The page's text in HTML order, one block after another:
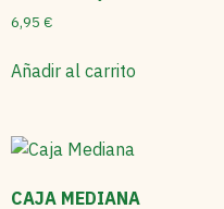
6,95 €
Añadir al carrito
CAJA MEDIANA